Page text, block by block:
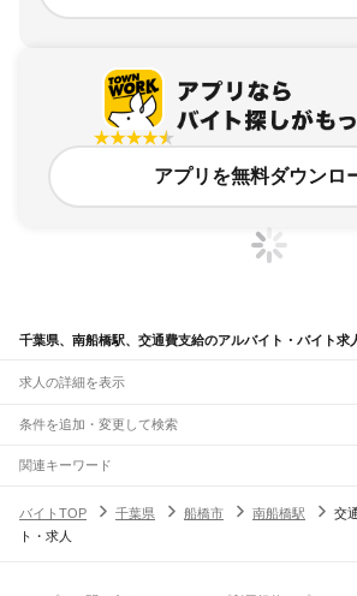
アプリを無料ダウンロ
千葉県、南船橋駅、交通費支給のアルバイト・バイト求
求人の詳細を表示
条件を追加・変更して検索
市区町村を追加・変更
千葉県すべて
千葉市
駅を追加・変更
職種を追加・変更
関連キーワード
バイトTOP
千葉県 船橋市 南船橋駅
交
ト・求人